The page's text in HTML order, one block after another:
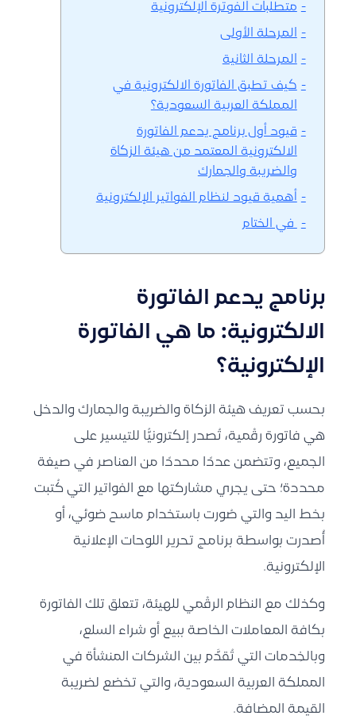
متطلبات الفوترة الإلكترونية
المرحلة الأولى
المرحلة الثانية
كيف تطبق الفاتورة الالكترونية في
المملكة العربية السعودية؟
قيود أول برنامج يدعم الفاتورة
الالكترونية المعتمد من هيئة الزكاة
والضريبة والجمارك
أهمية قيود لنظام الفواتير الإلكترونية
في الختام
برنامج يدعم الفاتورة
الالكترونية: ما هي الفاتورة
الإلكترونية؟
بحسب تعريف هيئة الزكاة والضريبة والجمارك والدخل
هي فاتورة رقْمية، تُصدر إلكترونيًّا للتيسير على
الجميع، وتتضمن عددًا محددًا من العناصر في صيغة
محددة؛ حتى يجري مشاركتها مع الفواتير التي كُتبت
بخط اليد والتي صُورت باستخدام ماسح ضوئي، أو
أُصدرت بواسطة برنامج تحرير اللوحات الإعلانية
الإلكترونية.
وكذلك مع النظام الرقْمي للهيئة، تتعلق تلك الفاتورة
بكافة المعاملات الخاصة ببيع أو شراء السلع،
وبالخِدمات التي تُقدَّم بين الشركات المنشأة في
المملكة العربية السعودية، والتي تخضع لضريبة
القيمة المضافة.